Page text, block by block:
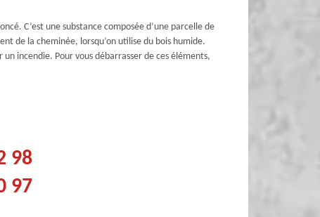
C’est une substance composée d’une parcelle de
de la cheminée, lorsqu’on utilise du bois humide.
incendie. Pour vous débarrasser de ces éléments,
98
97